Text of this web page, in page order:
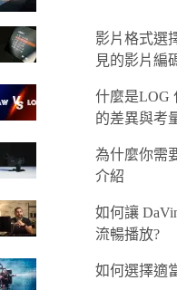
影片格式選
見的影片編
什麼是LOG
的差異與考
為什麼你需
介紹
如何讓
流暢播放?
如何選擇適